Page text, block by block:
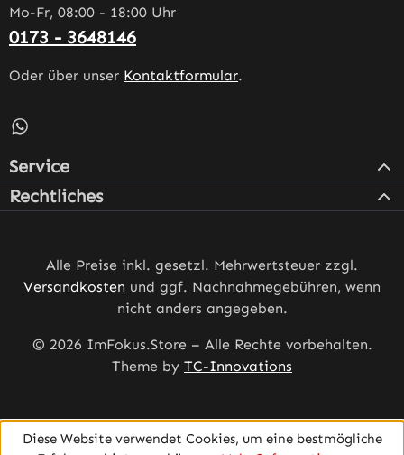
Mo-Fr, 08:00 - 18:00 Uhr
0173 - 3648146
Oder über unser Kontaktformular.
Schreib uns auf WhatsApp – öffnet in neuem Tab
Service
Rechtliches
Alle Preise inkl. gesetzl. Mehrwertsteuer zzgl.
Versandkosten und ggf. Nachnahmegebühren, wenn
nicht anders angegeben.
© 2026 ImFokus.Store – Alle Rechte vorbehalten.
Theme by TC-Innovations
Diese Website verwendet Cookies, um eine bestmögliche